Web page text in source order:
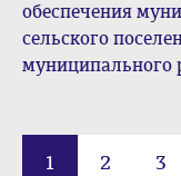
обеспечения
сельского
муниципального
1 2 3